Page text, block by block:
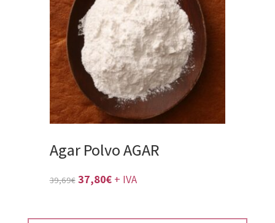
Agar Polvo AGAR
39,69€ El
original
37,80€El
actual
+ IVA